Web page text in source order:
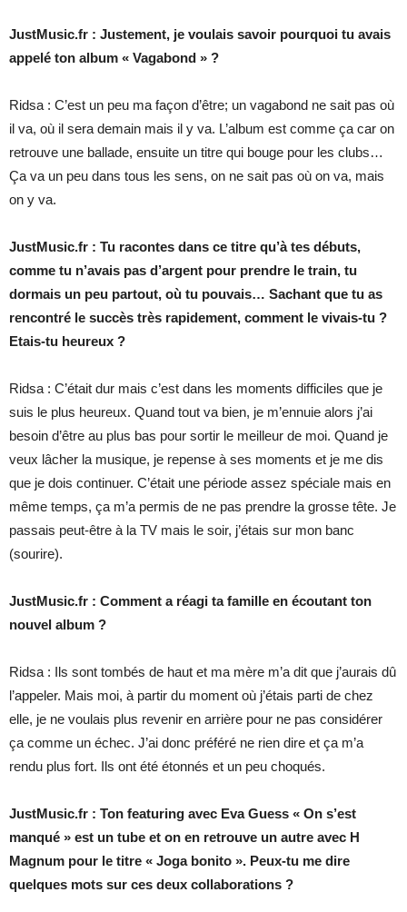
JustMusic.fr : Justement, je voulais savoir pourquoi tu avais
appelé ton album « Vagabond » ?
Ridsa : C’est un peu ma façon d’être; un vagabond ne sait pas où
il va, où il sera demain mais il y va. L’album est comme ça car on
retrouve une ballade, ensuite un titre qui bouge pour les clubs…
Ça va un peu dans tous les sens, on ne sait pas où on va, mais
on y va.
JustMusic.fr : Tu racontes dans ce titre qu’à tes débuts,
comme tu n’avais pas d’argent pour prendre le train, tu
dormais un peu partout, où tu pouvais… Sachant que tu as
rencontré le succès très rapidement, comment le vivais-tu ?
Etais-tu heureux ?
Ridsa : C’était dur mais c’est dans les moments difficiles que je
suis le plus heureux. Quand tout va bien, je m’ennuie alors j’ai
besoin d’être au plus bas pour sortir le meilleur de moi. Quand je
veux lâcher la musique, je repense à ses moments et je me dis
que je dois continuer. C’était une période assez spéciale mais en
même temps, ça m’a permis de ne pas prendre la grosse tête. Je
passais peut-être à la TV mais le soir, j’étais sur mon banc
(sourire).
JustMusic.fr : Comment a réagi ta famille en écoutant ton
nouvel album ?
Ridsa : Ils sont tombés de haut et ma mère m’a dit que j’aurais dû
l’appeler. Mais moi, à partir du moment où j’étais parti de chez
elle, je ne voulais plus revenir en arrière pour ne pas considérer
ça comme un échec. J’ai donc préféré ne rien dire et ça m’a
rendu plus fort. Ils ont été étonnés et un peu choqués.
JustMusic.fr : Ton featuring avec Eva Guess « On s’est
manqué » est un tube et on en retrouve un autre avec H
Magnum pour le titre « Joga bonito ». Peux-tu me dire
quelques mots sur ces deux collaborations ?